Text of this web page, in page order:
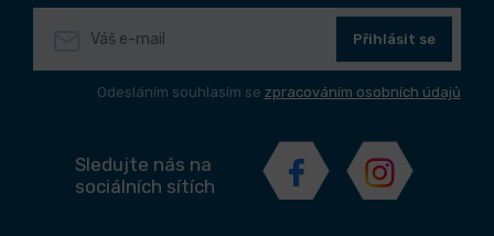
Přihlásit se
Odesláním souhlasím se zpracováním osobních údajů
Sledujte nás na
sociálních sítích